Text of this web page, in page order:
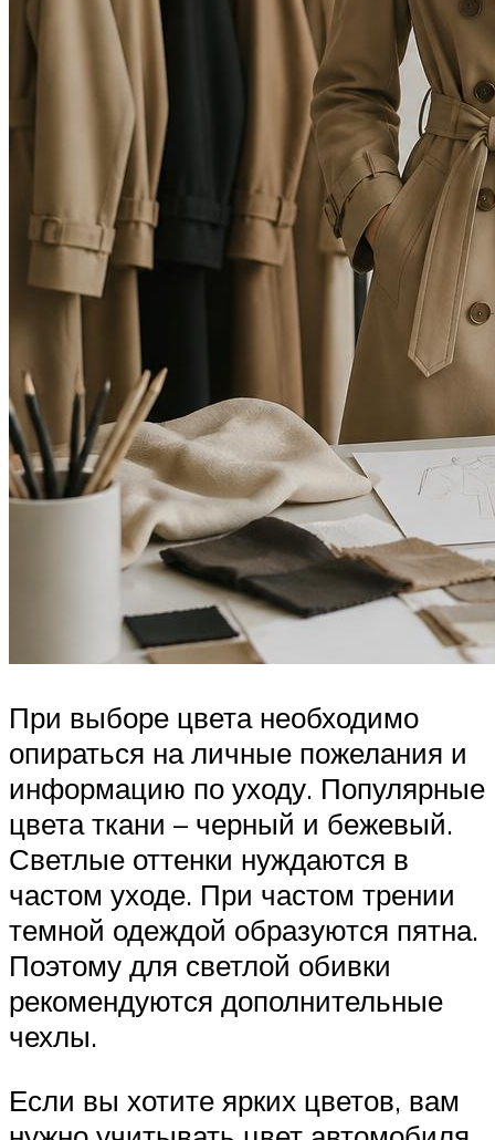
При выборе цвета необходимо
опираться на личные пожелания и
информацию по уходу. Популярные
цвета ткани – черный и бежевый.
Светлые оттенки нуждаются в
частом уходе. При частом трении
темной одеждой образуются пятна.
Поэтому для светлой обивки
рекомендуются дополнительные
чехлы.
Если вы хотите ярких цветов, вам